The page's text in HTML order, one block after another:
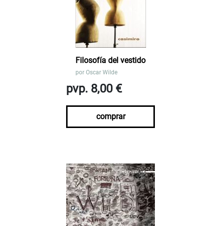
Filosofía del vestido
por Oscar Wilde
pvp. 8,00 €
comprar